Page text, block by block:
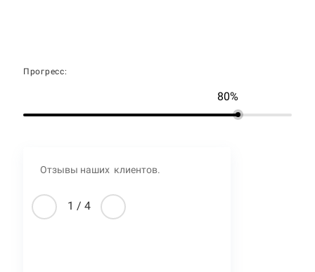
Прогресс:
80%
Отзывы наших клиентов.
1 / 4